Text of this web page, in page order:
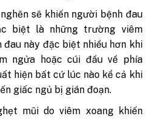
sẽ khiến người bệnh đau
biệt là những trường viêm
đau này đặc biệt nhiều hơn khi
ngửa hoặc cúi đầu về phía
hiện bất cứ lúc nào kể cả khi
giấc ngủ bị gián đoạn.
mũi do viêm xoang khiến